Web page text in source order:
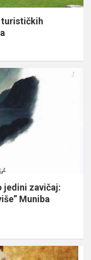
turističkih
jedini zavičaj:
Muniba